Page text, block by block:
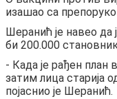
изашао са
Шеранић је навео да
би 200.000
- Када је рађен план
затим лица старија
појаснио је Шеранић.